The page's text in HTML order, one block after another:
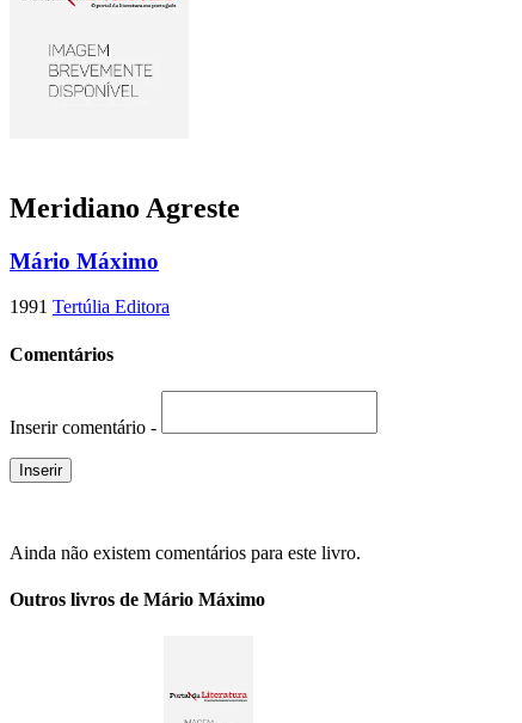
Meridiano Agreste
Mário Máximo
1991 Tertúlia Editora
Comentários
Inserir comentário -
Ainda não existem comentários para este livro.
Outros livros de Mário Máximo